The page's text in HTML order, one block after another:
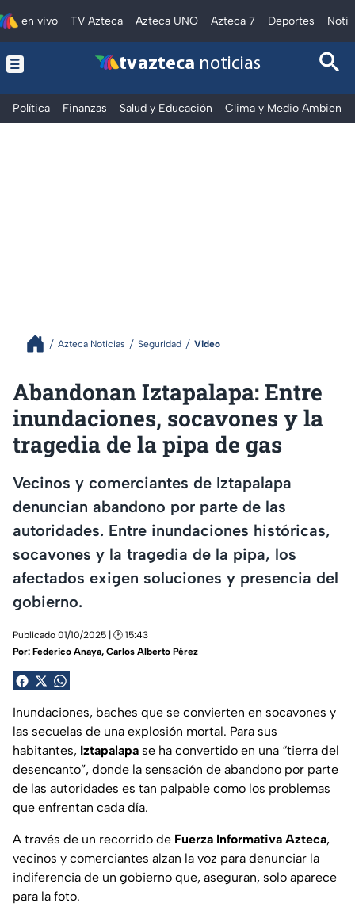
en vivo TV Azteca Azteca UNO Azteca 7 Deportes
tv azteca noticias
Política Finanzas Salud y Educación Clima y Medio Ambiente
Azteca Noticias Seguridad Video
Abandonan Iztapalapa: Entre
inundaciones, socavones y la
tragedia de la pipa de gas
Vecinos y comerciantes de Iztapalapa
denuncian abandono por parte de las
autoridades. Entre inundaciones históricas,
socavones y la tragedia de la pipa, los
afectados exigen soluciones y presencia del
gobierno.
Publicado 01/10/2025 | 🕑 15:43
Por: Federico Anaya, Carlos Alberto Pérez
Inundaciones, baches que se convierten en socavones y
las secuelas de una explosión mortal. Para sus
habitantes, Iztapalapa se ha convertido en una “tierra del
desencanto”, donde la sensación de abandono por parte
de las autoridades es tan palpable como los problemas
que enfrentan cada día.
A través de un recorrido de Fuerza Informativa Azteca,
vecinos y comerciantes alzan la voz para denunciar la
indiferencia de un gobierno que, aseguran, solo aparece
para la foto.